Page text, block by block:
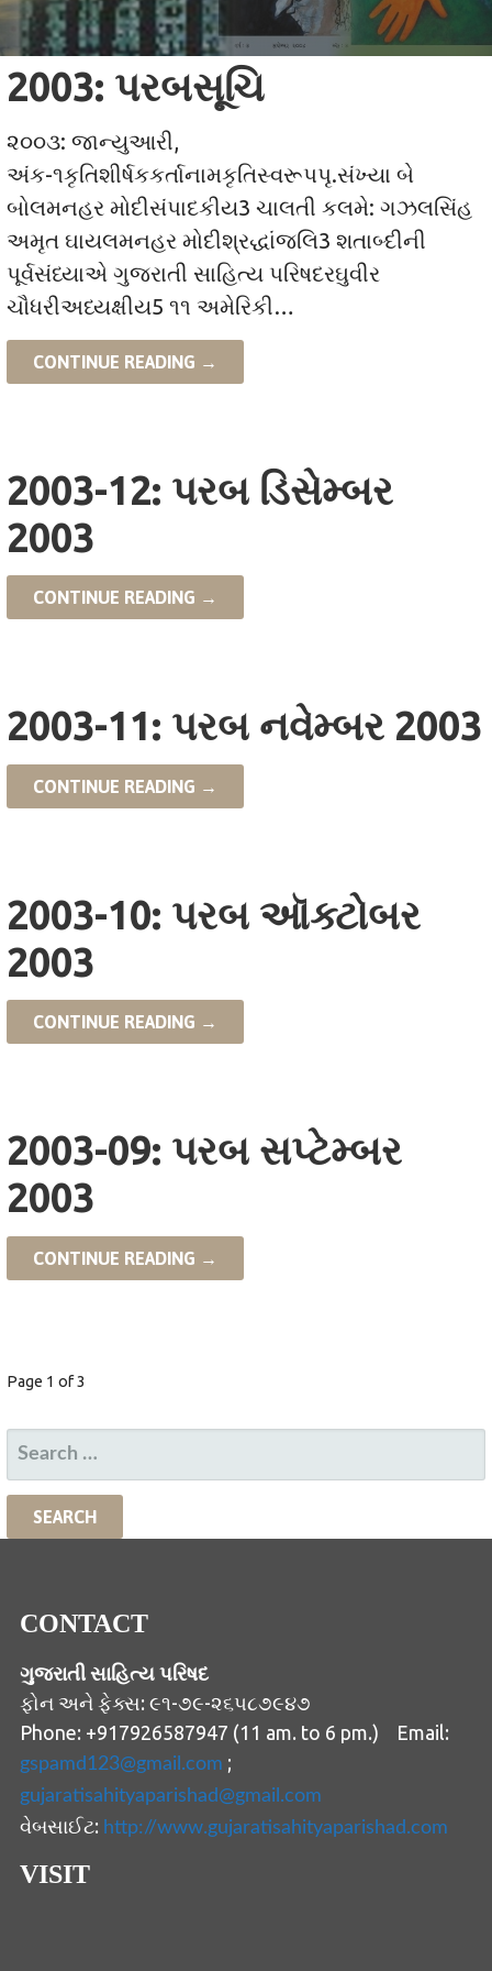
2003: પરબસૂચિ
૨૦૦૩: જાન્યુઆરી,
અંક-૧કૃતિશીર્ષકકર્તાનામકૃતિસ્વરૂપપૃ.સંખ્યા બે
બોલમનહર મોદીસંપાદકીય3 ચાલતી કલમે: ગઝલસિંહ
અમૃત ઘાયલમનહર મોદીશ્રદ્ધાંજલિ3 શતાબ્દીની
પૂર્વસંધ્યાએ ગુજરાતી સાહિત્ય પરિષદરઘુવીર
ચૌધરીઅધ્યક્ષીય5 ૧૧ અમેરિકી…
CONTINUE READING →
2003-12: પરબ ડિસેમ્બર
2003
CONTINUE READING →
2003-11: પરબ નવેમ્બર 2003
CONTINUE READING →
2003-10: પરબ ઑક્ટોબર
2003
CONTINUE READING →
2003-09: પરબ સપ્ટેમ્બર
2003
CONTINUE READING →
POST
NAVIGATION
Page 1 of 3
SEARCH
FOR:
CONTACT
ગુજરાતી સાહિત્ય પરિષદ
ફોન અને ફેક્સ: ૯૧-૭૯-૨૬૫૮૭૯૪૭
Phone: +917926587947 (11 am. to 6 pm.) Email:
gspamd123@gmail.com ;
gujaratisahityaparishad@gmail.com
વેબસાઈટ: http://www.gujaratisahityaparishad.com
VISIT